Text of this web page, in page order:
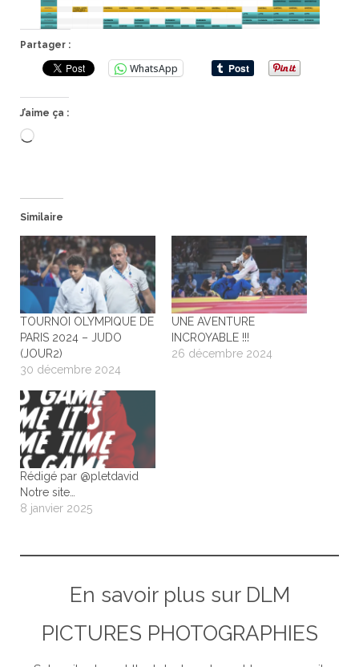
Partager :
WhatsApp
J’aime ça :
Chargement…
Similaire
TOURNOI OLYMPIQUE DE
PARIS 2024 – JUDO
(JOUR2)
30 décembre 2024
UNE AVENTURE
INCROYABLE !!!
26 décembre 2024
Rédigé par @pletdavid
Notre site…
8 janvier 2025
En savoir plus sur DLM
PICTURES PHOTOGRAPHIES